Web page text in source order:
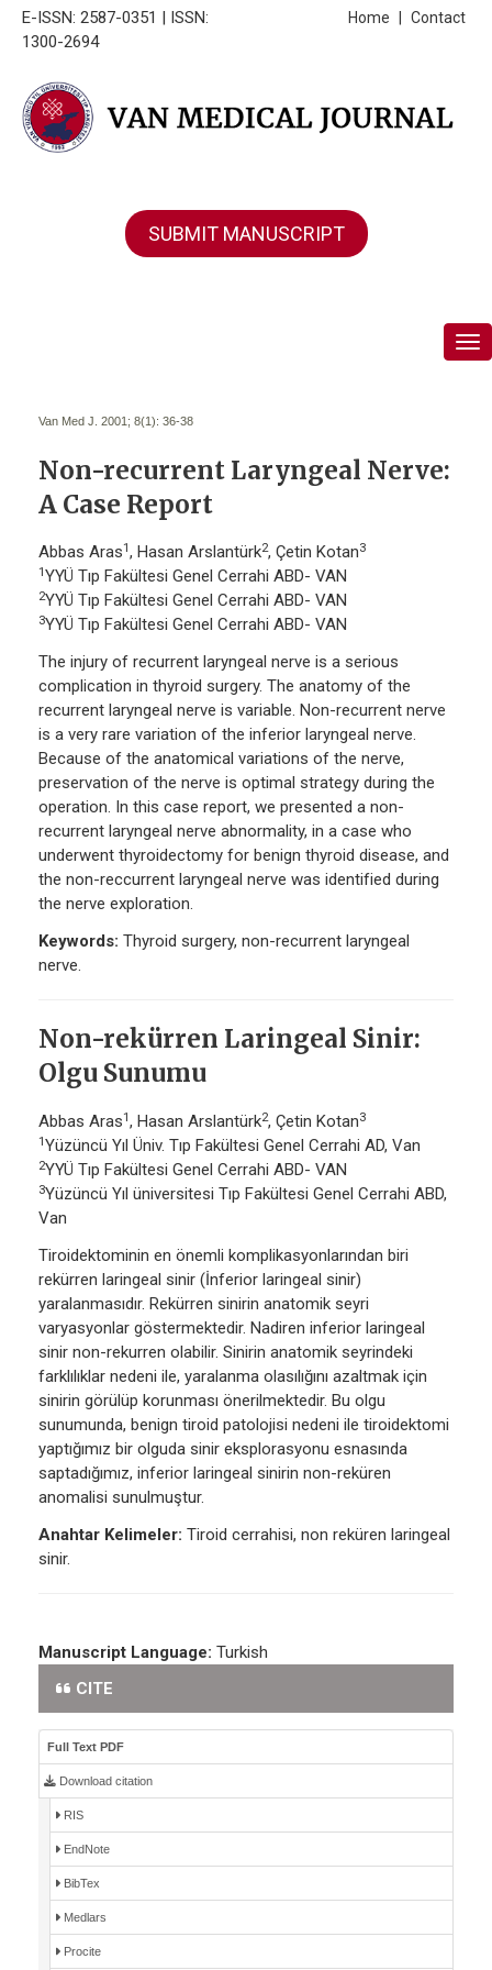
E-ISSN: 2587-0351 | ISSN:
1300-2694
Contact
Home
SUBMIT MANUSCRIPT
Van Med J. 2001; 8(1): 36-38
Non-recurrent Laryngeal Nerve:
A Case Report
Abbas Aras1, Hasan Arslantürk2, Çetin Kotan3
1YYÜ Tıp Fakültesi Genel Cerrahi ABD- VAN
2YYÜ Tıp Fakültesi Genel Cerrahi ABD- VAN
3YYÜ Tıp Fakültesi Genel Cerrahi ABD- VAN
The injury of recurrent laryngeal nerve is a serious
complication in thyroid surgery. The anatomy of the
recurrent laryngeal nerve is variable. Non-recurrent nerve
is a very rare variation of the inferior laryngeal nerve.
Because of the anatomical variations of the nerve,
preservation of the nerve is optimal strategy during the
operation. In this case report, we presented a non-
recurrent laryngeal nerve abnormality, in a case who
underwent thyroidectomy for benign thyroid disease, and
the non-reccurrent laryngeal nerve was identified during
the nerve exploration.
Keywords: Thyroid surgery, non-recurrent laryngeal
nerve.
Non-rekürren Laringeal Sinir:
Olgu Sunumu
Abbas Aras1, Hasan Arslantürk2, Çetin Kotan3
1Yüzüncü Yıl Üniv. Tıp Fakültesi Genel Cerrahi AD, Van
2YYÜ Tıp Fakültesi Genel Cerrahi ABD- VAN
3Yüzüncü Yıl üniversitesi Tıp Fakültesi Genel Cerrahi ABD,
Van
Tiroidektominin en önemli komplikasyonlarından biri
rekürren laringeal sinir (İnferior laringeal sinir)
yaralanmasıdır. Rekürren sinirin anatomik seyri
varyasyonlar göstermektedir. Nadiren inferior laringeal
sinir non-rekurren olabilir. Sinirin anatomik seyrindeki
farklılıklar nedeni ile, yaralanma olasılığını azaltmak için
sinirin görülüp korunması önerilmektedir. Bu olgu
sunumunda, benign tiroid patolojisi nedeni ile tiroidektomi
yaptığımız bir olguda sinir eksplorasyonu esnasında
saptadığımız, inferior laringeal sinirin non-reküren
anomalisi sunulmuştur.
Anahtar Kelimeler: Tiroid cerrahisi, non reküren laringeal
sinir.
Manuscript Language: Turkish
CITE
Full Text PDF
Download citation
RIS
EndNote
BibTex
Medlars
Procite